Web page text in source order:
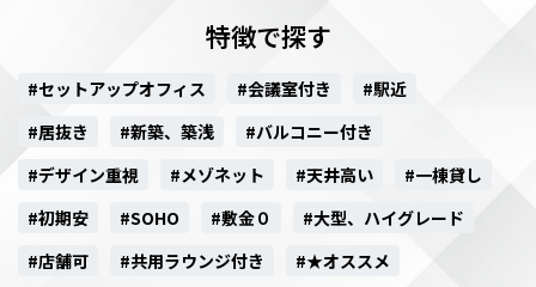
特徴で探す
#セットアップオフィス #会議室付き
#駅近
#居抜き
#新築、築浅
#バルコニー付き
#デザイン重視
#メゾネット #天井高い
#一棟貸し
#初期安
#SOHO #敷金０
#大型、ハイグレード
#店舗可
#共用ラウンジ付き #★オススメ